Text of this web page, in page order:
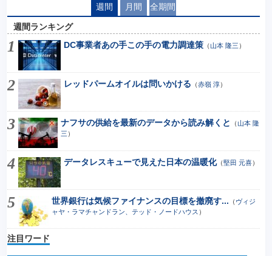
週間 月間 全期間
週間ランキング
DC事業者あの手この手の電力調達策（山本 隆三 ）
レッドパームオイルは問いかける （赤嶺 淳）
ナフサの供給を最新のデータから読み解くと （山本 隆
三 ）
データレスキューで見えた日本の温暖化（堅田 元喜）
世界銀行は気候ファイナンスの目標を撤廃す... （ ヴィジ
ャヤ・ラマチャンドラン、テッド・ノードハウス ）
注目ワード